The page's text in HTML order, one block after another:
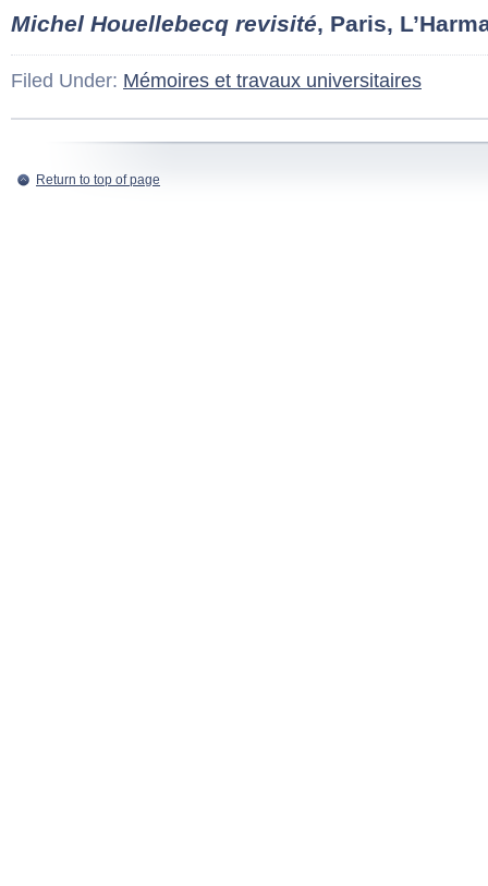
Michel Houellebecq revisité, Paris,
Filed Under: Mémoires et travaux universitaires
Return to top of page